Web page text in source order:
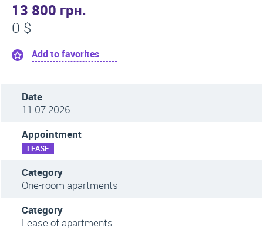
13 800 грн.
0 $
Add to favorites
Date
11.07.2026
Appointment
LEASE
Category
One-room apartments
Category
Lease of apartments